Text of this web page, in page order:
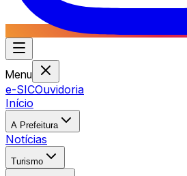
Menu
e-SICOuvidoria
Início
A Prefeitura
Notícias
Turismo